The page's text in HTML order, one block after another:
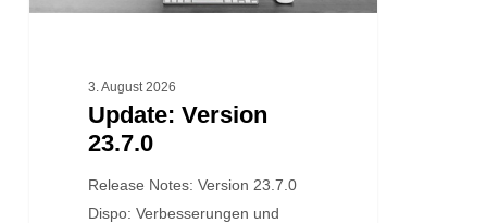
3. August 2026
Update: Version
23.7.0
Release Notes: Version 23.7.0
Dispo: Verbesserungen und